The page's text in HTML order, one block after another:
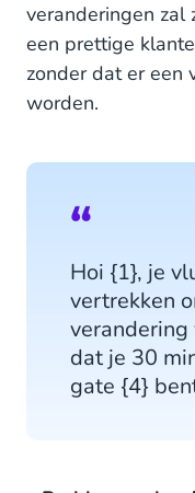
veranderingen zal
een prettige
zonder dat er een
worden.
Hoi {1}, je
vertrekken
verandering
dat je 30
gate {4}